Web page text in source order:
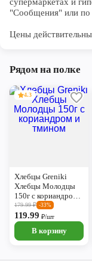
"Сообщения" или по
Цены
Рядом на полке
4.3
Хлебцы Greniki
Хлебцы Молодцы
150г с кориандром и
тмином
179.99₽ -33%
119.99 ₽/шт
В корзину